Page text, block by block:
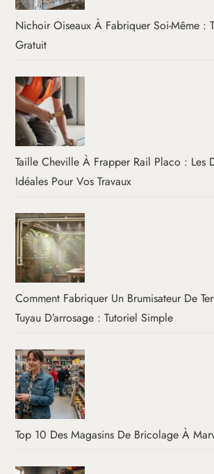
Nichoir Oiseaux À Fabriquer Soi-Même :
Gratuit
Taille Cheville À Frapper Rail Placo : Les
Idéales Pour Vos Travaux
Comment Fabriquer Un Brumisateur De
Tuyau D’arrosage : Tutoriel Simple
Top 10 Des Magasins De Bricolage À